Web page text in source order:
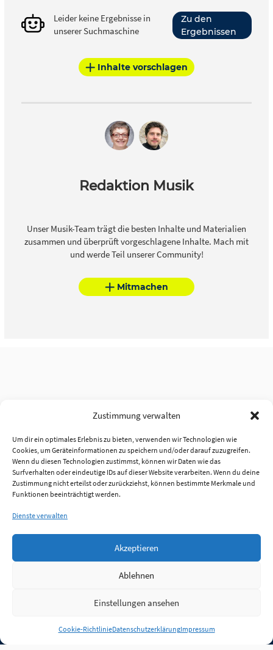
Zustimmung verwalten
Um dir ein optimales Erlebnis zu bieten, verwenden wir Technologien wie
Cookies, um Geräteinformationen zu speichern und/oder darauf zuzugreifen.
Wenn du diesen Technologien zustimmst, können wir Daten wie das
Surfverhalten oder eindeutige IDs auf dieser Website verarbeiten. Wenn du deine
Zustimmung nicht erteilst oder zurückziehst, können bestimmte Merkmale und
Funktionen beeinträchtigt werden.
Dienste verwalten
Akzeptieren
Ablehnen
Einstellungen ansehen
Cookie-RichtlinieDatenschutzerklärungImpressum
Leider keine Ergebnisse in
unserer Suchmaschine
Zu den
Ergebnissen
Inhalte vorschlagen
Redaktion Musik
Unser Musik-Team trägt die besten Inhalte und Materialien
zusammen und überprüft vorgeschlagene Inhalte. Mach mit
und werde Teil unserer Community!
Mitmachen
Anmelden
Jobs Partner FAQ Quellen